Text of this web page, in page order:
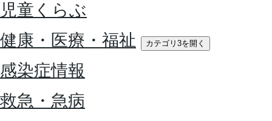
児童くらぶ
健康・医療・福祉
カテゴリ3を開く
感染症情報
救急・急病